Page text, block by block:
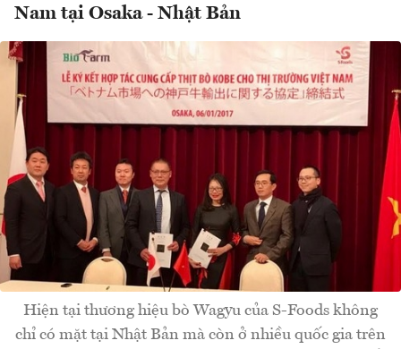
Nam tại Osaka - Nhật Bản
Hiện tại thương hiệu bò Wagyu của S-Foods không
chỉ có mặt tại Nhật Bản mà còn ở nhiều quốc gia trên